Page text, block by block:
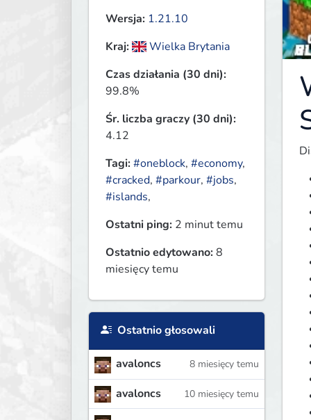
Wersja: 1.21.10
Kraj:
Wielka Brytania
Czas działania (30 dni):
99.8%
Śr. liczba graczy (30 dni):
4.12
Tagi:#oneblock, #economy,
#cracked, #parkour, #jobs,
#islands,
Ostatni ping: 2 minut temu
Ostatnio edytowano:8
miesięcy temu
Ostatnio głosowali
avaloncs 8 miesięcy temu
avaloncs 10 miesięcy temu